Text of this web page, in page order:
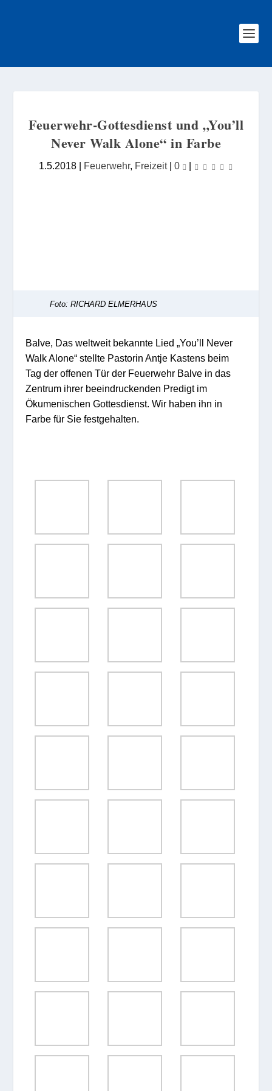
Feuerwehr-Gottesdienst und „You’ll
Never Walk Alone“ in Farbe
1.5.2018| Feuerwehr, Freizeit| 0 |
Foto: RICHARD ELMERHAUS
Balve, Das weltweit bekannte Lied „You’ll Never
Walk Alone“ stellte Pastorin Antje Kastens beim
Tag der offenen Tür der Feuerwehr Balve in das
Zentrum ihrer beeindruckenden Predigt im
Ökumenischen Gottesdienst. Wir haben ihn in
Farbe für Sie festgehalten.